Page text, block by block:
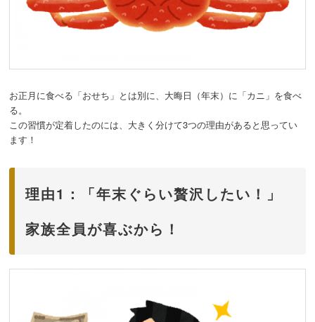
お正月に食べる「おせち」とは別に、大晦日（年末）に「カニ」を食べ
る。
この習慣が定着したのには、大きく分けて3つの理由があると思ってい
ます！
理由1：「年末ぐらい贅沢したい！」
家族全員が喜ぶから！